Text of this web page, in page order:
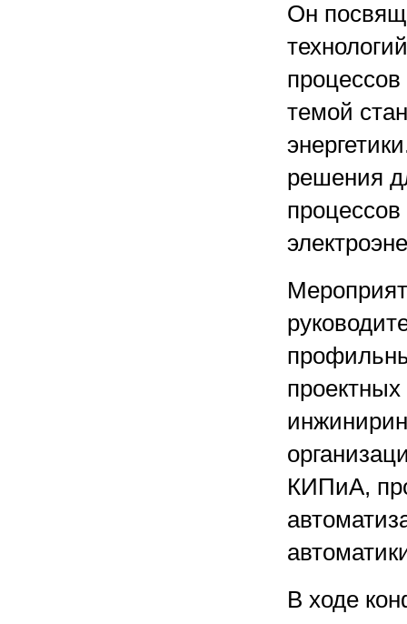
Он
темой
решения
проектных
КИПиА,
В ходе